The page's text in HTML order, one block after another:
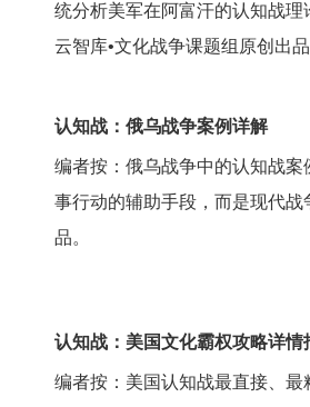
统分析美军在阿富汗的认知战
云智库•文化战争课题组原创出品
认知战：俄乌战争案例详解
编者按：俄乌战争中的认知战
事行动的辅助手段，而是现代
品。
认知战：美国文化霸权攻略详情
编者按：美国认知战最直接、